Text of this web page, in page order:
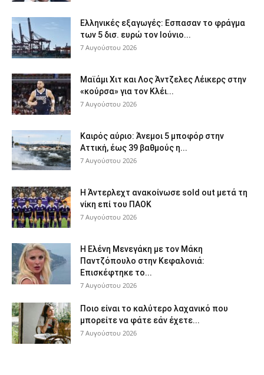
Ελληνικές εξαγωγές: Εσπασαν το φράγμα
των 5 δισ. ευρώ τον Ιούνιο...
7 Αυγούστου 2026
Μαϊάμι Χιτ και Λος Άντζελες Λέικερς στην
«κούρσα» για τον Κλέι...
7 Αυγούστου 2026
Καιρός αύριο: Άνεμοι 5 μποφόρ στην
Αττική, έως 39 βαθμούς η...
7 Αυγούστου 2026
Η Άντερλεχτ ανακοίνωσε sold out μετά τη
νίκη επί του ΠΑΟΚ
7 Αυγούστου 2026
Η Ελένη Μενεγάκη με τον Μάκη
Παντζόπουλο στην Κεφαλονιά:
Επισκέφτηκε το...
7 Αυγούστου 2026
Ποιο είναι το καλύτερο λαχανικό που
μπορείτε να φάτε εάν έχετε...
7 Αυγούστου 2026